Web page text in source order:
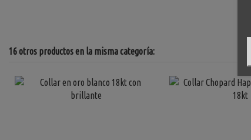
16 otros productos en la misma categoría: